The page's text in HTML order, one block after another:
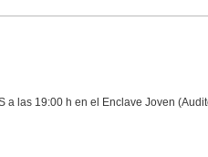
a las 19:00 h en el Enclave Joven